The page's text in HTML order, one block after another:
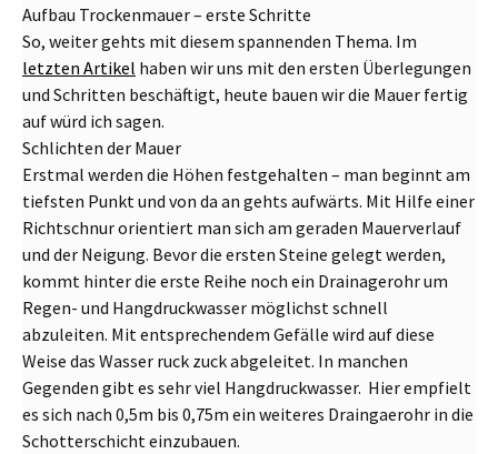
Aufbau Trockenmauer – erste Schritte
So, weiter gehts mit diesem spannenden Thema. Im
letzten Artikel haben wir uns mit den ersten Überlegungen
und Schritten beschäftigt, heute bauen wir die Mauer fertig
auf würd ich sagen.
Schlichten der Mauer
Erstmal werden die Höhen festgehalten – man beginnt am
tiefsten Punkt und von da an gehts aufwärts. Mit Hilfe einer
Richtschnur orientiert man sich am geraden Mauerverlauf
und der Neigung. Bevor die ersten Steine gelegt werden,
kommt hinter die erste Reihe noch ein Drainagerohr um
Regen- und Hangdruckwasser möglichst schnell
abzuleiten. Mit entsprechendem Gefälle wird auf diese
Weise das Wasser ruck zuck abgeleitet. In manchen
Gegenden gibt es sehr viel Hangdruckwasser. Hier empfielt
es sich nach 0,5m bis 0,75m ein weiteres Draingaerohr in die
Schotterschicht einzubauen.